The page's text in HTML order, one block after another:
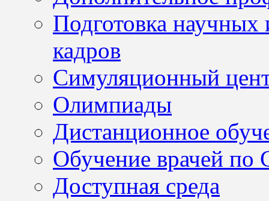
Подготовка научных
кадров
Симуляционный
Олимпиады
Дистанционное
Обучение врачей по
Доступная среда